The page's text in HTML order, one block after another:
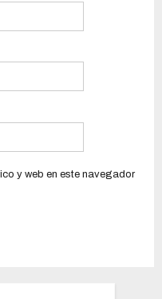
y web en este navegador